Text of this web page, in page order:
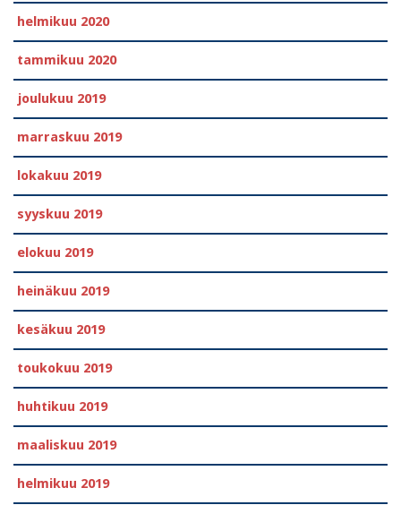
helmikuu 2020
tammikuu 2020
joulukuu 2019
marraskuu 2019
lokakuu 2019
syyskuu 2019
elokuu 2019
heinäkuu 2019
kesäkuu 2019
toukokuu 2019
huhtikuu 2019
maaliskuu 2019
helmikuu 2019